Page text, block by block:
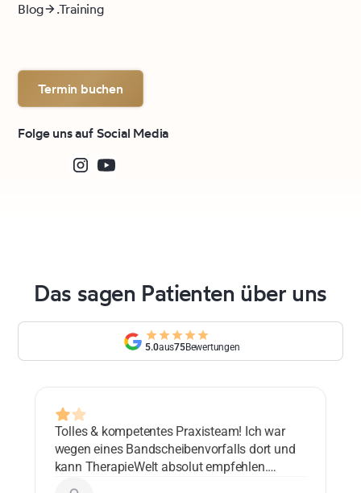
Blog .Training
Termin buchen
Folge uns auf Social Media
Das sagen Patienten über uns
5.0aus75Bewertungen
Tolles & kompetentes Praxisteam! Ich war
wegen eines Bandscheibenvorfalls dort und
kann TherapieWelt absolut empfehlen.
Danke!